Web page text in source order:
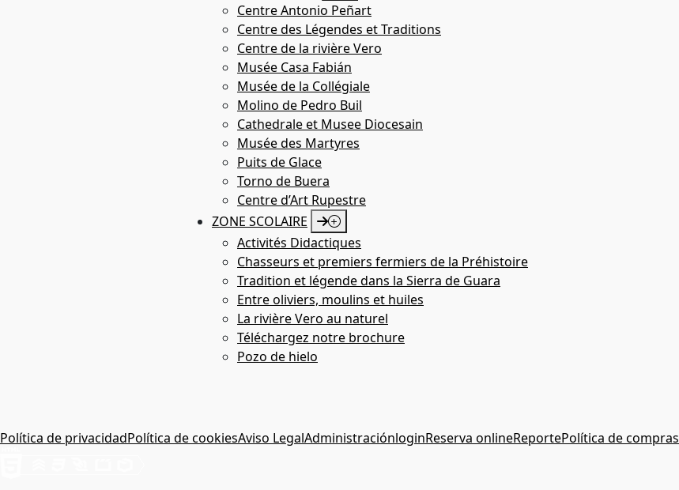
Centre Antonio Peñart
Centre des Légendes et Traditions
Centre de la rivière Vero
Musée Casa Fabián
Musée de la Collégiale
Molino de Pedro Buil
Cathedrale et Musee Diocesain
Musée des Martyres
Puits de Glace
Torno de Buera
Centre d’Art Rupestre
ZONE SCOLAIRE
Activités Didactiques
Chasseurs et premiers fermiers de la Préhistoire
Tradition et légende dans la Sierra de Guara
Entre oliviers, moulins et huiles
La rivière Vero au naturel
Téléchargez notre brochure
Pozo de hielo
Política de privacidadPolítica de cookiesAviso LegalAdministraciónloginReserva onlineReportePolítica de compras